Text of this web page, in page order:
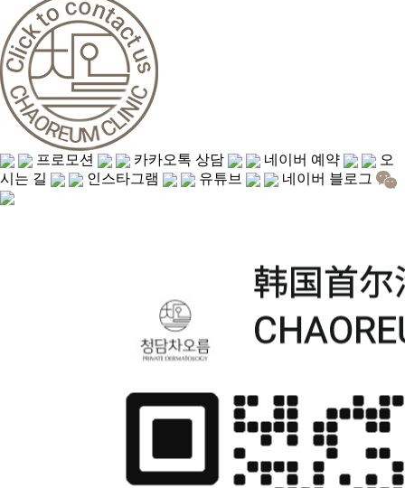
프로모션 카카오톡 상담 네이버 예약
오
시는 길
인스타그램 유튜브 네이버 블로그